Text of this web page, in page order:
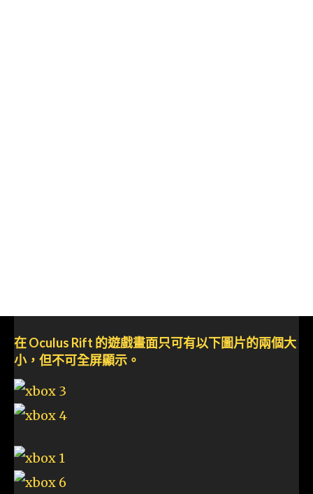
在 Oculus Rift 的遊戲畫面只可有以下圖片的兩個大
小，但不可全屏顯示。